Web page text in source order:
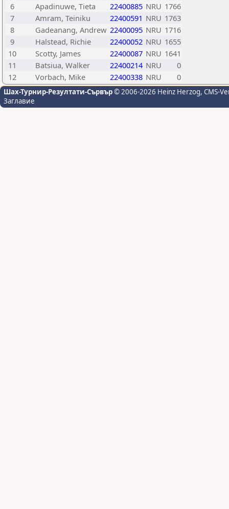
6
Apadinuwe, Tieta 22400885 NRU 1766
7
Amram, Teiniku 22400591 NRU 1763
8
Gadeanang, Andrew 22400095 NRU 1716
9
Halstead, Richie 22400052 NRU 1655
10
Scotty, James 22400087 NRU 1641
11
Batsiua, Walker 22400214 NRU
0
12
Vorbach, Mike 22400338 NRU 0
Шах-Турнир-Резултати-Сървър© 2006-2026 Heinz Herzog, CMS-
Заглавие